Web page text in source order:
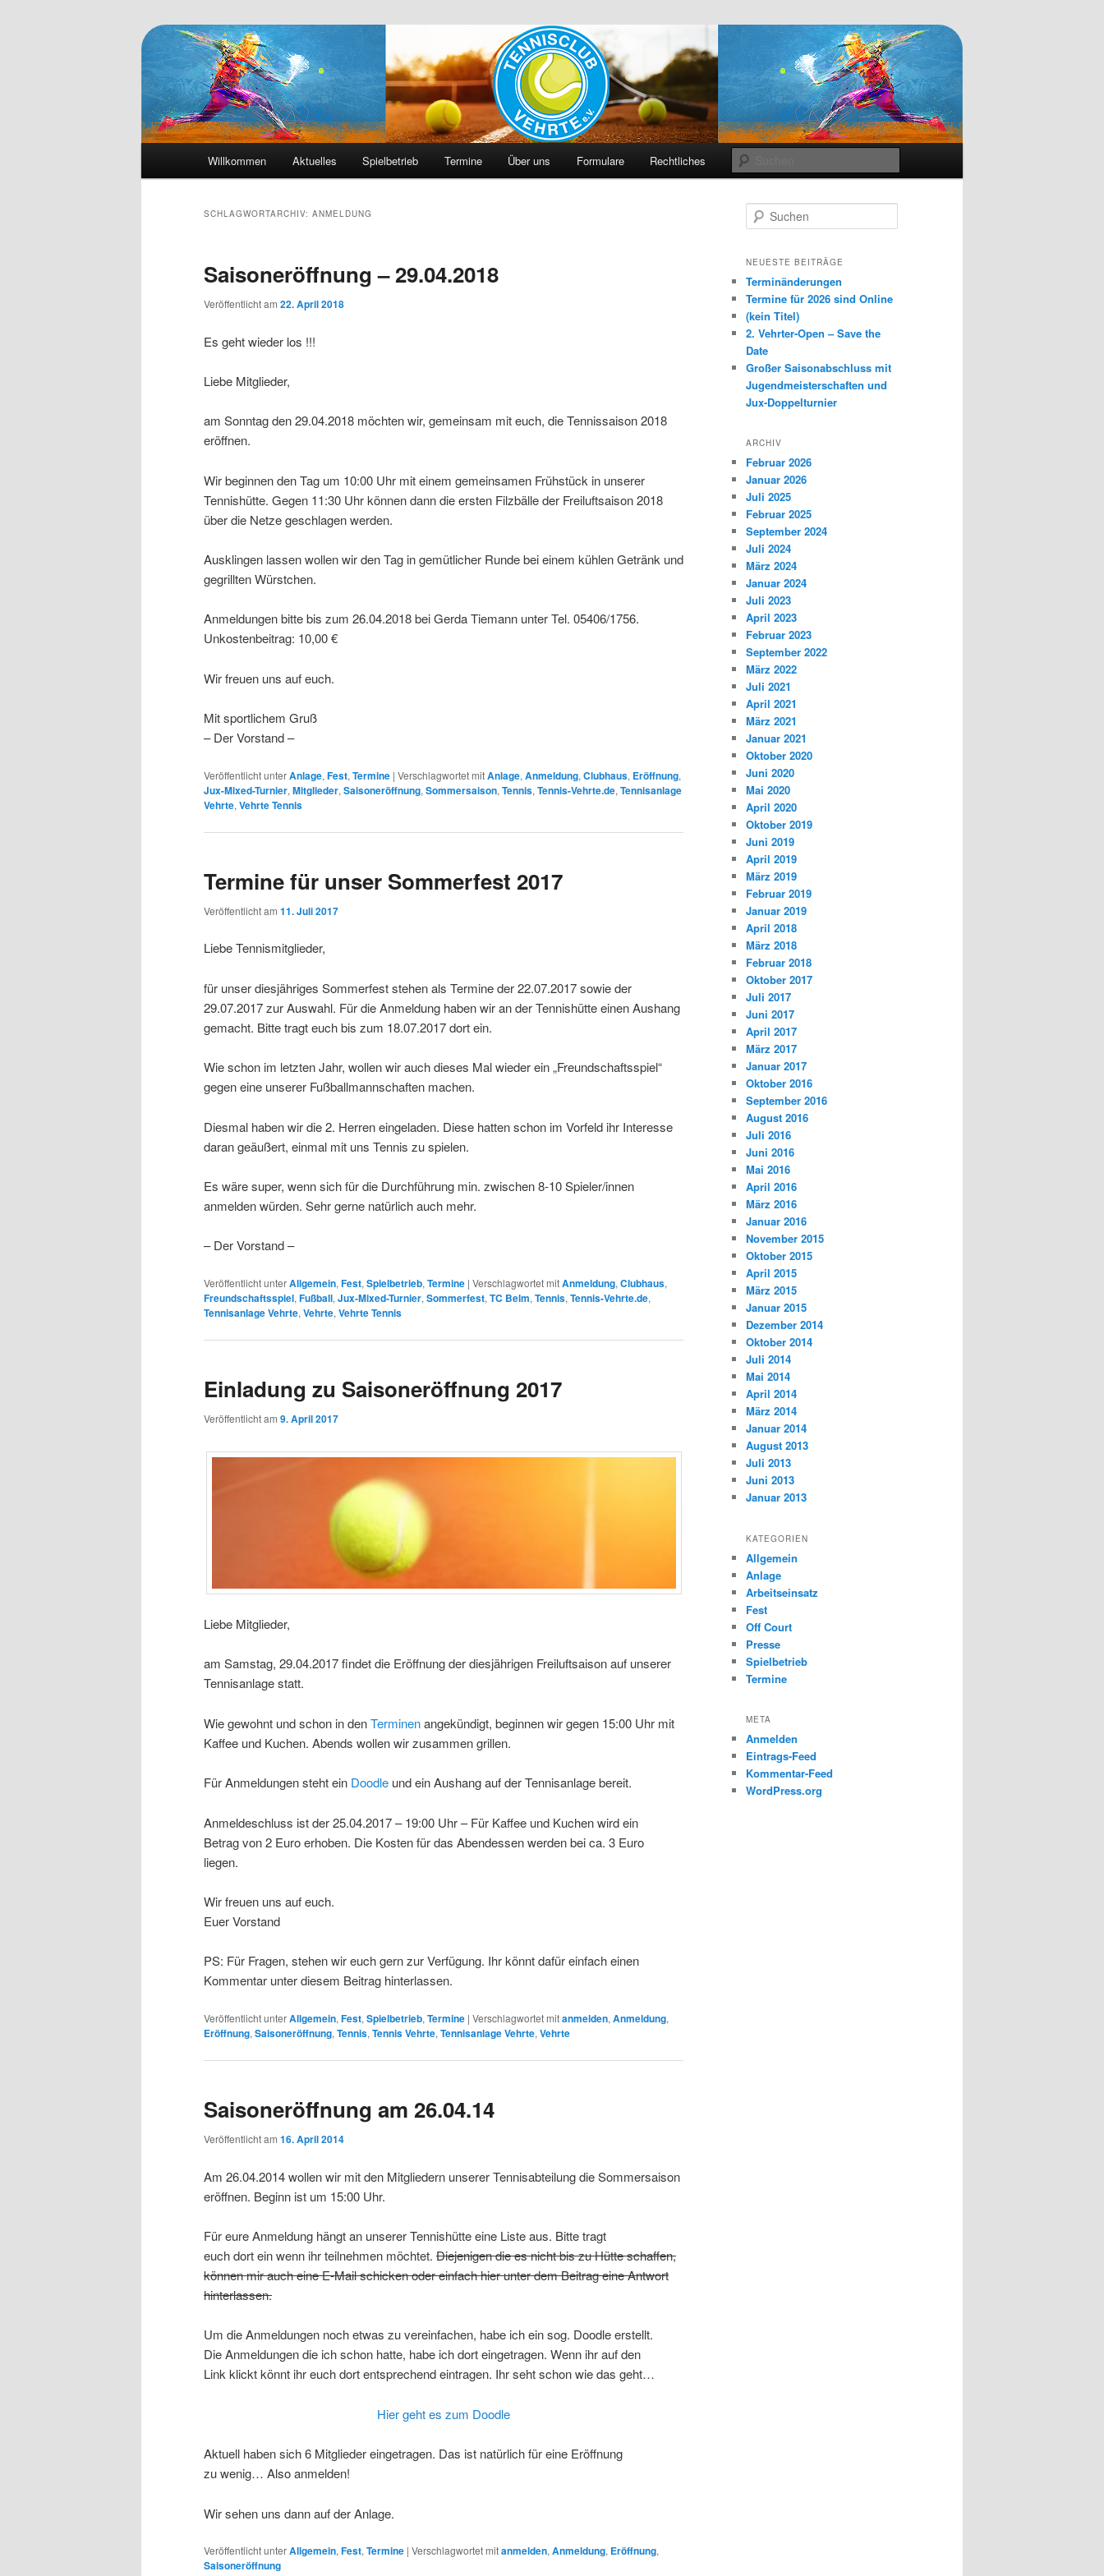
Tennis-Vehrte
Die Webseite des Tennisclub Vehrte e. V.
Zum
springen
Zum
springen
Willkommen Aktuelles Spielbetrieb Termine Über uns Formulare Rechtliches
SCHLAGWORTARCHIV: ANMELDUNG
Saisoneröffnung – 29.04.2018
Veröffentlicht am 22. April 2018
Es geht wieder los !!!
Liebe Mitglieder,
am Sonntag den 29.04.2018 möchten wir, gemeinsam mit euch, die Tennissaison 2018
eröffnen.
Wir beginnen den Tag um 10:00 Uhr mit einem gemeinsamen Frühstück in unserer
Tennishütte. Gegen 11:30 Uhr können dann die ersten Filzbälle der Freiluftsaison 2018
über die Netze geschlagen werden.
Ausklingen lassen wollen wir den Tag in gemütlicher Runde bei einem kühlen Getränk und
gegrillten Würstchen.
Anmeldungen bitte bis zum 26.04.2018 bei Gerda Tiemann unter Tel. 05406/1756.
Unkostenbeitrag: 10,00 €
Wir freuen uns auf euch.
Mit sportlichem Gruß
– Der Vorstand –
Veröffentlicht unterAnlage, Fest, Termine | Verschlagwortet mitAnlage, Anmeldung, Clubhaus, Eröffnung,
Jux-Mixed-Turnier, Mitglieder, Saisoneröffnung, Sommersaison, Tennis, Tennis-Vehrte.de, Tennisanlage
Vehrte, Vehrte Tennis
Termine für unser Sommerfest 2017
Veröffentlicht am 11. Juli 2017
Liebe Tennismitglieder,
für unser diesjähriges Sommerfest stehen als Termine der 22.07.2017 sowie der
29.07.2017 zur Auswahl. Für die Anmeldung haben wir an der Tennishütte einen Aushang
gemacht. Bitte tragt euch bis zum 18.07.2017 dort ein.
Wie schon im letzten Jahr, wollen wir auch dieses Mal wieder ein „Freundschaftsspiel“
gegen eine unserer Fußballmannschaften machen.
Diesmal haben wir die 2. Herren eingeladen. Diese hatten schon im Vorfeld ihr Interesse
daran geäußert, einmal mit uns Tennis zu spielen.
Es wäre super, wenn sich für die Durchführung min. zwischen 8-10 Spieler/innen
anmelden würden. Sehr gerne natürlich auch mehr.
– Der Vorstand –
Veröffentlicht unterAllgemein, Fest, Spielbetrieb, Termine | Verschlagwortet mitAnmeldung, Clubhaus,
Freundschaftsspiel, Fußball, Jux-Mixed-Turnier, Sommerfest, TC Belm, Tennis, Tennis-Vehrte.de,
Tennisanlage Vehrte, Vehrte, Vehrte Tennis
Einladung zu Saisoneröffnung 2017
Veröffentlicht am 9. April 2017
Liebe Mitglieder,
am Samstag, 29.04.2017 findet die Eröffnung der diesjährigen Freiluftsaison auf unserer
Tennisanlage statt.
Wie gewohnt und schon in denTerminenangekündigt, beginnen wir gegen 15:00 Uhr mit
Kaffee und Kuchen. Abends wollen wir zusammen grillen.
Für Anmeldungen steht ein Doodle und ein Aushang auf der Tennisanlage bereit.
Anmeldeschluss ist der 25.04.2017 – 19:00 Uhr – Für Kaffee und Kuchen wird ein
Betrag von 2 Euro erhoben. Die Kosten für das Abendessen werden bei ca. 3 Euro
liegen.
Wir freuen uns auf euch.
Euer Vorstand
PS: Für Fragen, stehen wir euch gern zur Verfügung. Ihr könnt dafür einfach einen
Kommentar unter diesem Beitrag hinterlassen.
Veröffentlicht unterAllgemein, Fest, Spielbetrieb, Termine | Verschlagwortet mitanmelden, Anmeldung,
Eröffnung, Saisoneröffnung, Tennis, Tennis Vehrte, Tennisanlage Vehrte, Vehrte
Saisoneröffnung am 26.04.14
Veröffentlicht am 16. April 2014
Am 26.04.2014 wollen wir mit den Mitgliedern unserer Tennisabteilung die Sommersaison
eröffnen. Beginn ist um 15:00 Uhr.
Für eure Anmeldung hängt an unserer Tennishütte eine Liste aus. Bitte tragt
euch dort ein wenn ihr teilnehmen möchtet. Diejenigen die es nicht bis zu Hütte schaffen,
können mir auch eine E-Mail schicken oder einfach hier unter dem Beitrag eine Antwort
hinterlassen.
Um die Anmeldungen noch etwas zu vereinfachen, habe ich ein sog. Doodle erstellt.
Die Anmeldungen die ich schon hatte, habe ich dort eingetragen. Wenn ihr auf den
Link klickt könnt ihr euch dort entsprechend eintragen. Ihr seht schon wie das geht…
Hier geht es zum Doodle
Aktuell haben sich 6 Mitglieder eingetragen. Das ist natürlich für eine Eröffnung
zu wenig… Also anmelden!
Wir sehen uns dann auf der Anlage.
Veröffentlicht unterAllgemein, Fest, Termine | Verschlagwortet mitanmelden, Anmeldung, Eröffnung,
Saisoneröffnung
u
h
n
NEUESTE BEITRÄGE
Terminänderungen
Termine für 2026 sind Online
(kein Titel)
2. Vehrter-Open – Save the
Date
Großer Saisonabschluss mit
Jugendmeisterschaften und
Jux-Doppelturnier
ARCHIV
Februar 2026
Januar 2026
Juli 2025
Februar 2025
September 2024
Juli 2024
März 2024
Januar 2024
Juli 2023
April 2023
Februar 2023
September 2022
März 2022
Juli 2021
April 2021
März 2021
Januar 2021
Oktober 2020
Juni 2020
Mai 2020
April 2020
Oktober 2019
Juni 2019
April 2019
März 2019
Februar 2019
Januar 2019
April 2018
März 2018
Februar 2018
Oktober 2017
Juli 2017
Juni 2017
April 2017
März 2017
Januar 2017
Oktober 2016
September 2016
August 2016
Juli 2016
Juni 2016
Mai 2016
April 2016
März 2016
Januar 2016
November 2015
Oktober 2015
April 2015
März 2015
Januar 2015
Dezember 2014
Oktober 2014
Juli 2014
Mai 2014
April 2014
März 2014
Januar 2014
August 2013
Juli 2013
Juni 2013
Januar 2013
KATEGORIEN
Allgemein
Anlage
Arbeitseinsatz
Fest
Off Court
Presse
Spielbetrieb
Termine
META
Anmelden
Eintrags-Feed
Kommentar-Feed
WordPress.org